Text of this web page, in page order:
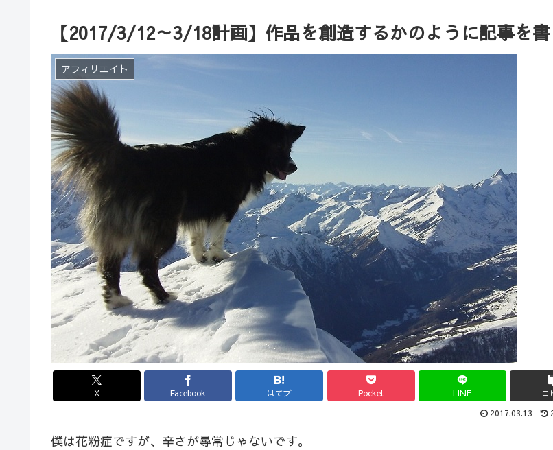
【2017/3/12～3/18計画】作品を創造するかのように記事を書
アフィリエイト
X Facebook はてブ Pocket LINE コ
2017.03.13
僕は花粉症ですが、辛さが尋常じゃないです。